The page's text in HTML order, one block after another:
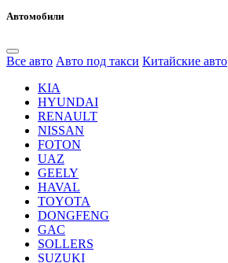
Автомобили
Все авто Авто под такси Китайские авто
KIA
HYUNDAI
RENAULT
NISSAN
FOTON
UAZ
GEELY
HAVAL
TOYOTA
DONGFENG
GAC
SOLLERS
SUZUKI